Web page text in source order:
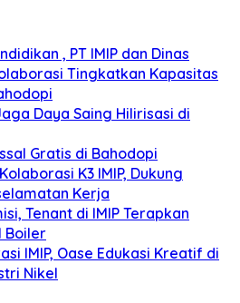
, PT IMIP dan Dinas
Tingkatkan Kapasitas
Daya Saing Hilirisasi di
Gratis di Bahodopi
K3 IMIP, Dukung
Kerja
Tenant di IMIP Terapkan
Boiler
IMIP, Oase Edukasi Kreatif di
Nikel